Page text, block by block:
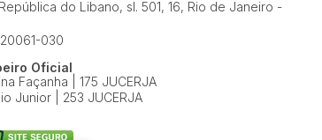
do Libano, sl. 501, 16, Rio de Janeiro -
030
Oficial
Façanha | 175 JUCERJA
Junior | 253 JUCERJA